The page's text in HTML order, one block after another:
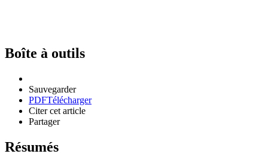
Boîte à outils
Sauvegarder
PDFTélécharger
Citer cet article
Partager
Résumés